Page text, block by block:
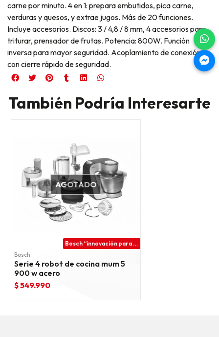
carne por minuto. 4 en 1: prepara embutidos, pica carne,
verduras y quesos, y extrae jugos. Más de 20 funciones.
Incluye accesorios. Discos: 3 / 4,8 / 8 mm, 4 accesorios para
triturar, prensador de frutas. Potencia: 800W. Función
inversa para mayor seguridad. Acoplamiento de conexión
con cierre rápido de seguridad.
También Podría Interesarte
AGOTADO
Bosch “innovación para tu vida”
Bosch
Serie 4 robot de cocina mum 5
900 w acero
$ 549.990